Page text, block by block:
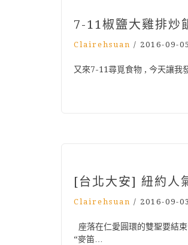
7-11椒鹽大雞排炒
Clairehsuan / 2016-09-05
又來7-11尋覓食物 , 今天讓我
[台北大安] 紐約人
Clairehsuan / 2016-09-03
座落在仁愛圓環的雙聖要結
“麥笛…